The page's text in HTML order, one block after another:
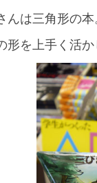
んは三角形の本
形を上手く活